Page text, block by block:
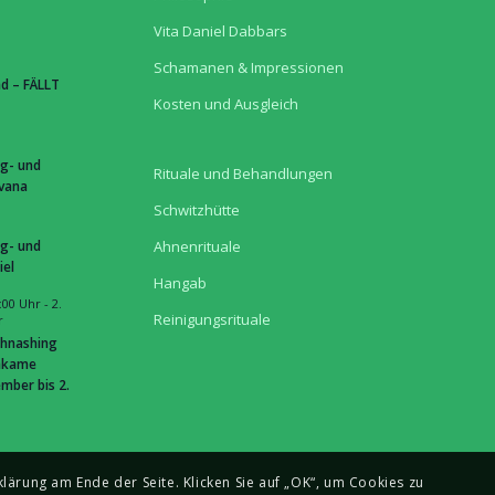
– FÄLLT
und
und
Uhr- 2.
bis 2.
Vita Daniel Dabbars
Schamanen & Impressionen
Kosten und Ausgleich
Rituale und Behandlungen
Schwitzhütte
Ahnenrituale
Hangab
Reinigungsrituale
am Ende der Seite. Klicken Sie auf „OK“, um Cookies zu